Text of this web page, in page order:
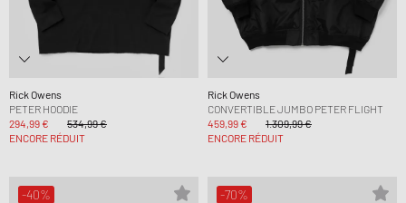
Rick Owens
PETER HOODIE
294,99 €
534,99 €
ENCORE RÉDUIT
Rick Owens
CONVERTIBLE JUMBO PETER FLIGHT
459,99 €
1.309,99 €
ENCORE RÉDUIT
-40% -70%